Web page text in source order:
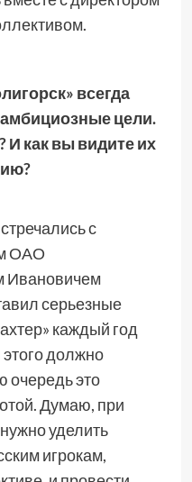
всегда
цели.
И как вы видите их
с
ОАО
Ивановичем
серьезные
каждый год
должно
очередь это
Думаю, при
уделить
игрокам,